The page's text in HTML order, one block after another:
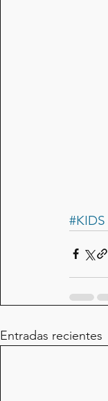
#KIDS
Entradas recientes